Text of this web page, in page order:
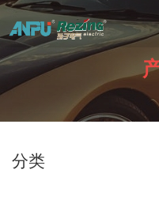
TOYOTA
您的位置：首页
分类